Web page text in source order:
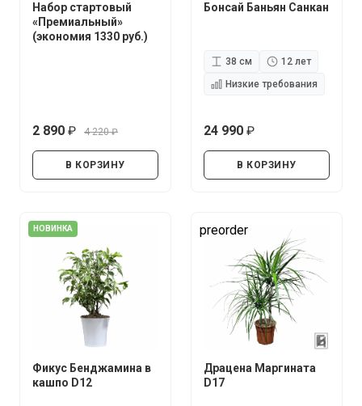
Набор стартовый
«Премиальный»
(экономия 1330 руб.)
2 890
4 220
В КОРЗИНУ
Бонсай Баньян Санкан
38 см
12 лет
Низкие требования
24 990
В КОРЗИНУ
НОВИНКА
Фикус Бенджамина в
кашпо D12
preorder
Драцена Маргината
D17